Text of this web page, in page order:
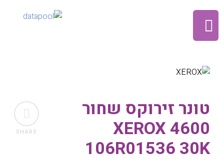
SHARE
טונר זירוקס שחור
4600 XEROX
106R01536 30K